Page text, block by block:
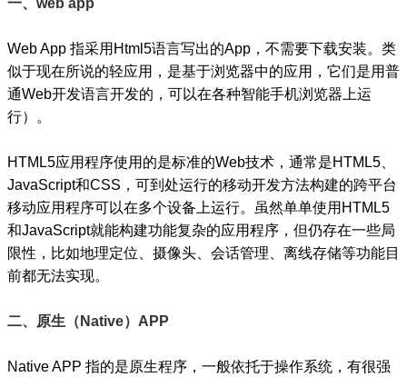
一、web app
Web App 指采用Html5语言写出的App，不需要下载安装。类
似于现在所说的轻应用，是基于浏览器中的应用，它们是用普
通Web开发语言开发的，可以在各种智能手机浏览器上运
行）。
HTML5应用程序使用的是标准的Web技术，通常是HTML5、
JavaScript和CSS，可到处运行的移动开发方法构建的跨平台
移动应用程序可以在多个设备上运行。虽然单单使用HTML5
和JavaScript就能构建功能复杂的应用程序，但仍存在一些局
限性，比如地理定位、摄像头、会话管理、离线存储等功能目
前都无法实现。
二、原生（Native）APP
Native APP 指的是原生程序，一般依托于操作系统，有很强